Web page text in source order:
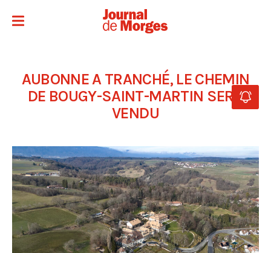
AUBONNE A TRANCHÉ, LE CHEMIN
DE BOUGY-SAINT-MARTIN SERA
VENDU